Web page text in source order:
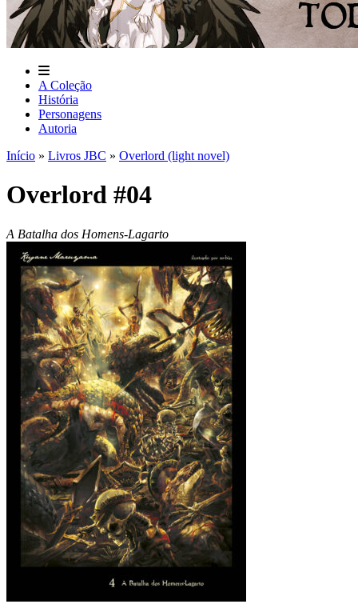
A Coleção
História
Personagens
Autoria
Início » Livros JBC » Overlord (light novel)
Overlord #04
A Batalha dos Homens-Lagarto